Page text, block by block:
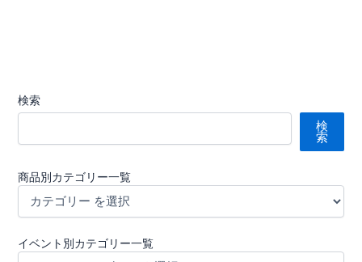
検索
検
索
商品別カテゴリー一覧
イベント別カテゴリー一覧